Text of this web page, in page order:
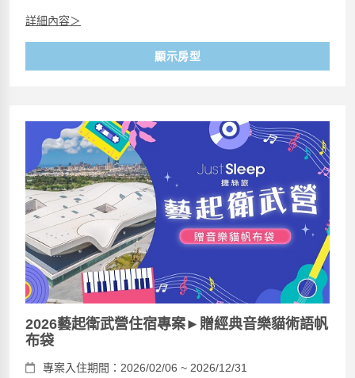
詳細內容＞
顯示房型
2026藝起衛武營住宿專案►贈經典音樂貓術語帆
布袋
專案入住期間：2026/02/06 ~ 2026/12/31